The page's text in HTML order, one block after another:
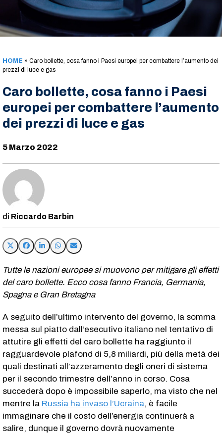
HOME » Caro bollette, cosa fanno i Paesi europei per combattere l’aumento dei
prezzi di luce e gas
Caro bollette, cosa fanno i Paesi
europei per combattere l’aumento
dei prezzi di luce e gas
5 Marzo 2022
Riccardo Barbin
Tutte le nazioni europee si muovono per mitigare gli effetti
del caro bollette. Ecco cosa fanno Francia, Germania,
Spagna e Gran Bretagna
A seguito dell’ultimo intervento del governo, la somma
messa sul piatto dall’esecutivo italiano nel tentativo di
attutire gli effetti del caro bollette ha raggiunto il
ragguardevole plafond di 5,8 miliardi, più della metà dei
quali destinati all’azzeramento degli oneri di sistema
per il secondo trimestre dell’anno in corso. Cosa
succederà dopo è impossibile saperlo, ma visto che nel
mentre la Russia ha invaso l’Ucraina, è facile
immaginare che il costo dell’energia continuerà a
salire, dunque il governo dovrà nuovamente